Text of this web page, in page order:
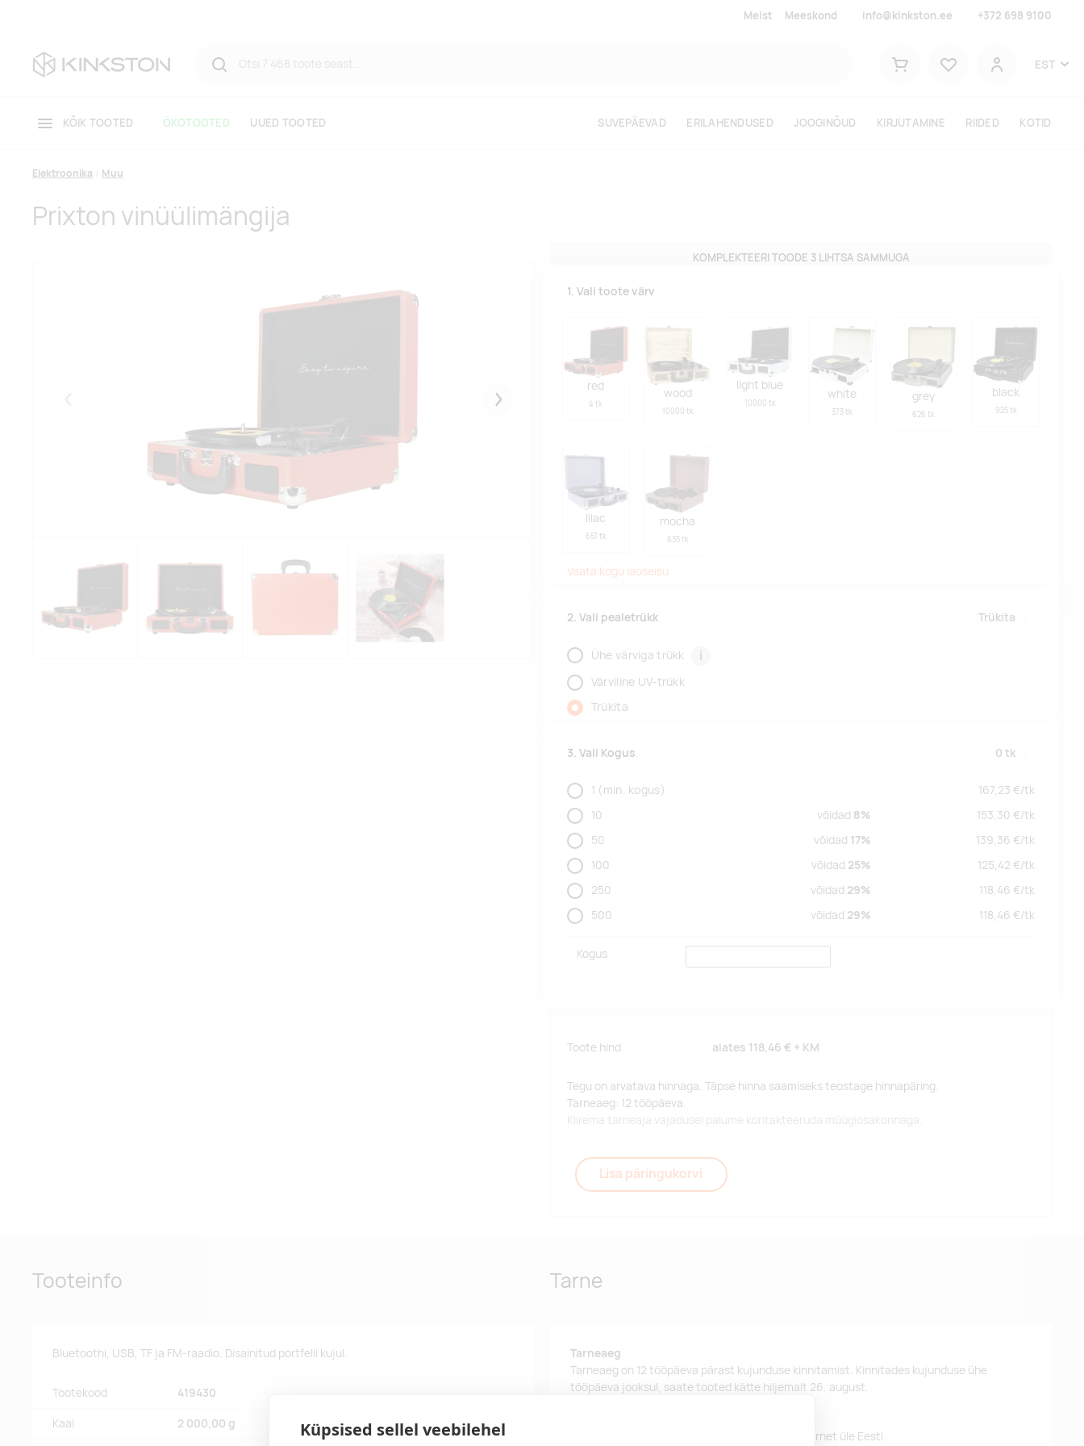
Küpsised sellel veebilehel
Meist Meeskond info@kinkston.ee +372 698 9100
Ostukorv
Kasutaja
EST
KÕIK TOOTED ÖKOTOOTED UUED TOOTED SUVEPÄEVAD ERILAHENDUSED JOOGINÕUD KIRJUTAMINE RIIDED KOTID
Elektroonika Muu
Prixton vinüülimängija
Järgmised
KOMPLEKTEERI TOODE 3 LIHTSA SAMMUGA
1. Vali toote värv
red
4 tk
wood
10000 tk
light blue
10000 tk
white
373 tk
grey
626 tk
black
925 tk
lilac
651 tk
mocha
635 tk
Vaata kogu laoseisu
2. Vali pealetrükk Trükita
Ühe värviga trükk i
Värviline UV-trükk
Trükita
3. Vali Kogus 0 tk
1 (min. kogus) 167,23 €/tk
10
võidad 8% 153,30 €/tk
50
võidad 17% 139,36 €/tk
100
võidad 25% 125,42 €/tk
250
võidad 29% 118,46 €/tk
500
võidad 29% 118,46 €/tk
Kogus
Toote hind alates 118,46 € + KM
Tegu on arvatava hinnaga. Täpse hinna saamiseks teostage hinnapäring.
Tarneaeg: 12 tööpäeva.
Kiirema tarneaja vajadusel palume kontakteeruda müügiosakonnaga.
Lisa päringukorvi
Tooteinfo
Bluetoothi, USB, TF ja FM-raadio. Disainitud portfelli kujul.
Tootekood 419430
Kaal 2 000,00 g
Tarne
Tarneaeg
Tarneaeg on 12 tööpäeva pärast kujunduse kinnitamist. Kinnitades kujunduse ühe
tööpäeva jooksul, saate tooted kätte hiljemalt 26. august.
Üle 500 euro tellimuste puhul pakume tasuta tarnet üle Eesti.